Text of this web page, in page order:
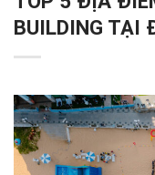
BUILDING TẠI